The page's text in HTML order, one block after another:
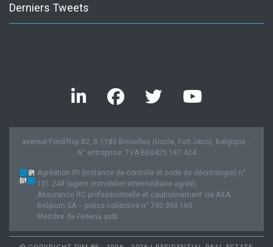
Derniers Tweets
avenue Fond’Roy 82, B-1180 Bruxelles (Uccle, Fort-Jaco), Belgique. -
N° entreprise: TVA BE0425.187.424
Agréation IPI (instance de contrôle et code de déontologie) n°
101.248 (agent immobilier intermédiaire agréé).
Assurance RC professionnelle et cautionnement via AXA
Belgium SA – police collective n° 730.390.160
Membre de Federia asbl